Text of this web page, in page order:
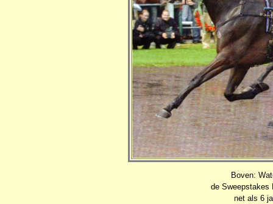
Boven:
de Sweepstakes
net als 6